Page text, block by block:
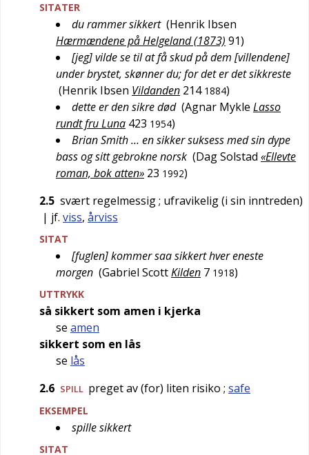
SITATER
du rammer sikkert (Henrik Ibsen
Hærmændene på Helgeland (1873) 91)
[jeg] vilde se til at få skud på dem [villendene]
under brystet, skønner du; for det er det sikkreste
(Henrik Ibsen Vildanden 214 1884)
dette er den sikre død (Agnar Mykle Lasso
rundt fru Luna 423 1954)
Brian Smith … en sikker suksess med sin dype
bass og sitt gebrokne norsk (Dag Solstad «Ellevte
roman, bok atten» 23 1992)
2.5 svært regelmessig; ufravikelig (i sin inntreden)
| jf. viss, årviss
SITAT
[fuglen] kommer saa sikkert hver eneste
morgen (Gabriel ScottKilden 7 1918)
UTTRYKK
så sikkert som amen i kjerka
se amen
sikkert som en lås
se lås
2.6 SPILL preget av (for) liten risiko ; safe
EKSEMPEL
spille sikkert
SITAT